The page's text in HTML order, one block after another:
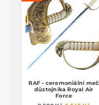
RAF - ceremoniální meč
důstojníka Royal Air
Force